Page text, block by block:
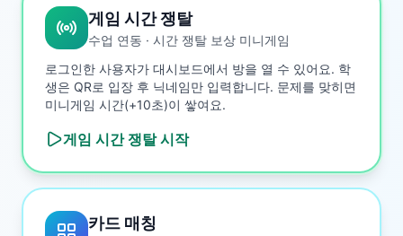
게임 시간 쟁탈
수업 연동 · 시간 쟁탈 보상 미니게임
로그인한 사용자가 대시보드에서 방을 열 수 있어요. 학
생은 QR로 입장 후 닉네임만 입력합니다. 문제를 맞히면
미니게임 시간(+10초)이 쌓여요.
게임 시간 쟁탈시작
카드 매칭